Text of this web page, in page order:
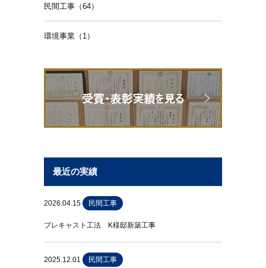
民間工事（64）
環境事業（1）
最近の実績
2026.04.15 民間工事
プレキャスト工法 K様邸新築工事
2025.12.01 民間工事